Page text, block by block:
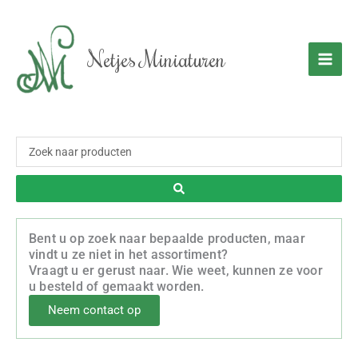
inhoud
Netjes Miniaturen
Zoeken
...
Bent u op zoek naar bepaalde producten, maar
vindt u ze niet in het assortiment?
Vraagt u er gerust naar. Wie weet, kunnen ze voor
u besteld of gemaakt worden.
Neem contact op